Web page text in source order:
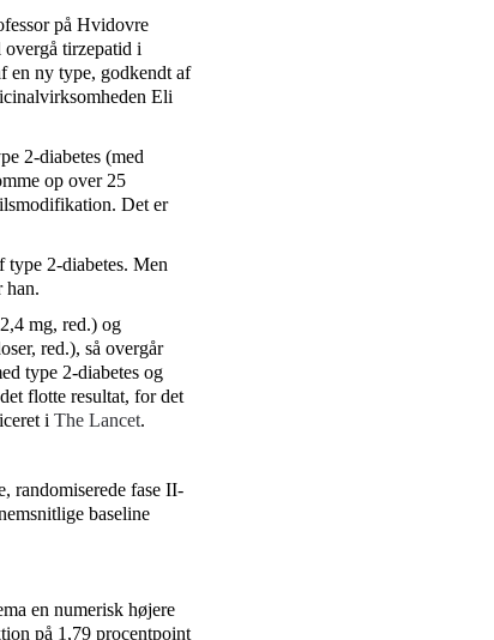
på Hvidovre
tirzepatid i
en ny type, godkendt af
Eli
2-diabetes (med
op over 25
Det er
type 2-diabetes. Men
han.
mg, red.) og
red.), så overgår
type 2-diabetes og
flotte resultat, for det
i The Lancet.
randomiserede fase II-
baseline
en numerisk højere
på 1,79 procentpoint